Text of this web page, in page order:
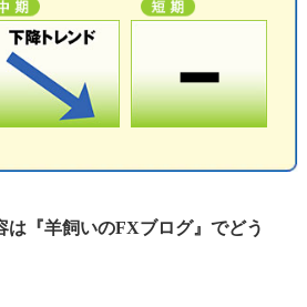
『羊飼いのFXブログ』でどう